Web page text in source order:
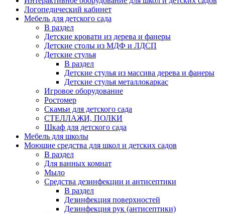
Логопедический кабинет
Мебель для детского сада
В раздел
Детские кровати из дерева и фанеры
Детские столы из МДФ и ЛДСП
Детские стулья
В раздел
Детские стулья из массива дерева и фанеры
Детские стулья металлокаркас
Игровое оборудование
Ростомер
Скамьи для детского сада
СТЕЛЛАЖИ, ПОЛКИ
Шкаф для детского сада
Мебель для школы
Моющие средства для школ и детских садов
В раздел
Для ванных комнат
Мыло
Средства дезинфекции и антисептики
В раздел
Дезинфекция поверхностей
Дезинфекция рук (антисептики)